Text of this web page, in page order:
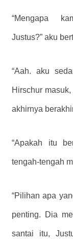
“Mengapa
Justus?” aku
“Aah. aku
Hirschur
akhirnya
“Apakah itu
tengah-tengah
“Pilihan apa
penting. Dia
santai itu,